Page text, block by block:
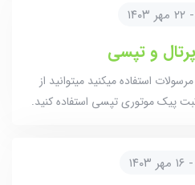
و تپسی
استفاده میکنید میتوانید از